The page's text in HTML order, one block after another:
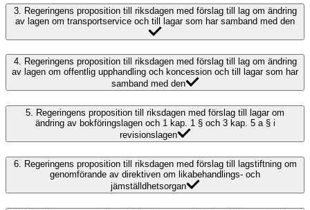
3. Regeringens proposition till riksdagen med förslag till lag om ändring
av lagen om transportservice och till lagar som har samband med den
4. Regeringens proposition till riksdagen med förslag till lag om ändring
av lagen om offentlig upphandling och koncession och till lagar som har
samband med den
5. Regeringens proposition till riksdagen med förslag till lagar om
ändring av bokföringslagen och 1 kap. 1 § och 3 kap. 5 a § i
revisionslagen
6.
Regeringens proposition till riksdagen med förslag till lagstiftning om
genomförande av direktiven om likabehandlings- och
jämställdhetsorgan